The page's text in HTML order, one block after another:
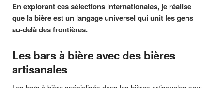
En explorant ces sélections internationales, je réalise
que la bière est un langage universel qui unit les gens
au-delà des frontières.
Les bars à bière avec des bières
artisanales